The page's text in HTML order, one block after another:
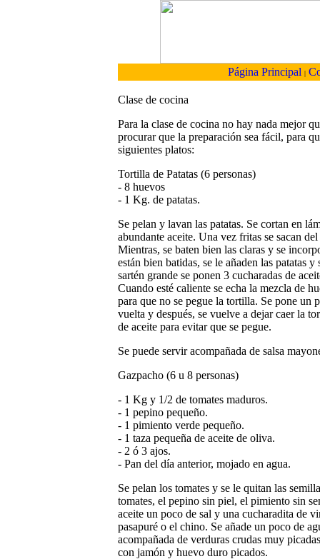
Página Principal |
Clase de cocina
Para la clase de cocina no hay nada mejor
procurar que la preparación sea fácil, para
siguientes platos:
Tortilla de Patatas (6 personas)
- 8 huevos
- 1 Kg. de patatas.
Se pelan y lavan las patatas. Se cortan en
abundante aceite. Una vez fritas se sacan
Mientras, se baten bien las claras y se
están bien batidas, se le añaden las patatas
sartén grande se ponen 3 cucharadas de
Cuando esté caliente se echa la mezcla de
para que no se pegue la tortilla. Se pone un
vuelta y después, se vuelve a dejar caer la
de aceite para evitar que se pegue.
Se puede servir acompañada de salsa
Gazpacho (6 u 8 personas)
- 1 Kg y 1/2 de tomates maduros.
- 1 pepino pequeño.
- 1 pimiento verde pequeño.
- 1 taza pequeña de aceite de oliva.
- 2 ó 3 ajos.
- Pan del día anterior, mojado en agua.
Se pelan los tomates y se le quitan las
tomates, el pepino sin piel, el pimiento sin
aceite un poco de sal y una cucharadita de
pasapuré o el chino. Se añade un poco de
acompañada de verduras crudas muy
con jamón y huevo duro picados.